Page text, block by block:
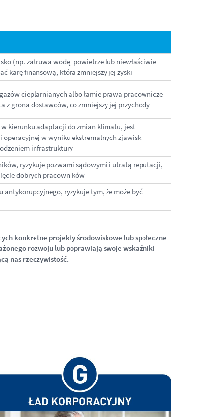
(np. zatruwa wodę, powietrze lub niewłaściwie
karę finansową, która zmniejszy jej zyski
cieplarnianych albo łamie prawa pracownicze
z grona dostawców, co zmniejszy jej przychody
w kierunku adaptacji do zmian klimatu, jest
operacyjnej w wyniku ekstremalnych zjawisk
infrastruktury
ryzykuje pozwami sądowymi i utratą reputacji,
dobrych pracowników
antykorupcyjnego, ryzykuje tym, że może być
konkretne projekty środowiskowe lub społeczne
rozwoju lub poprawiają swoje wskaźniki
nas rzeczywistość.